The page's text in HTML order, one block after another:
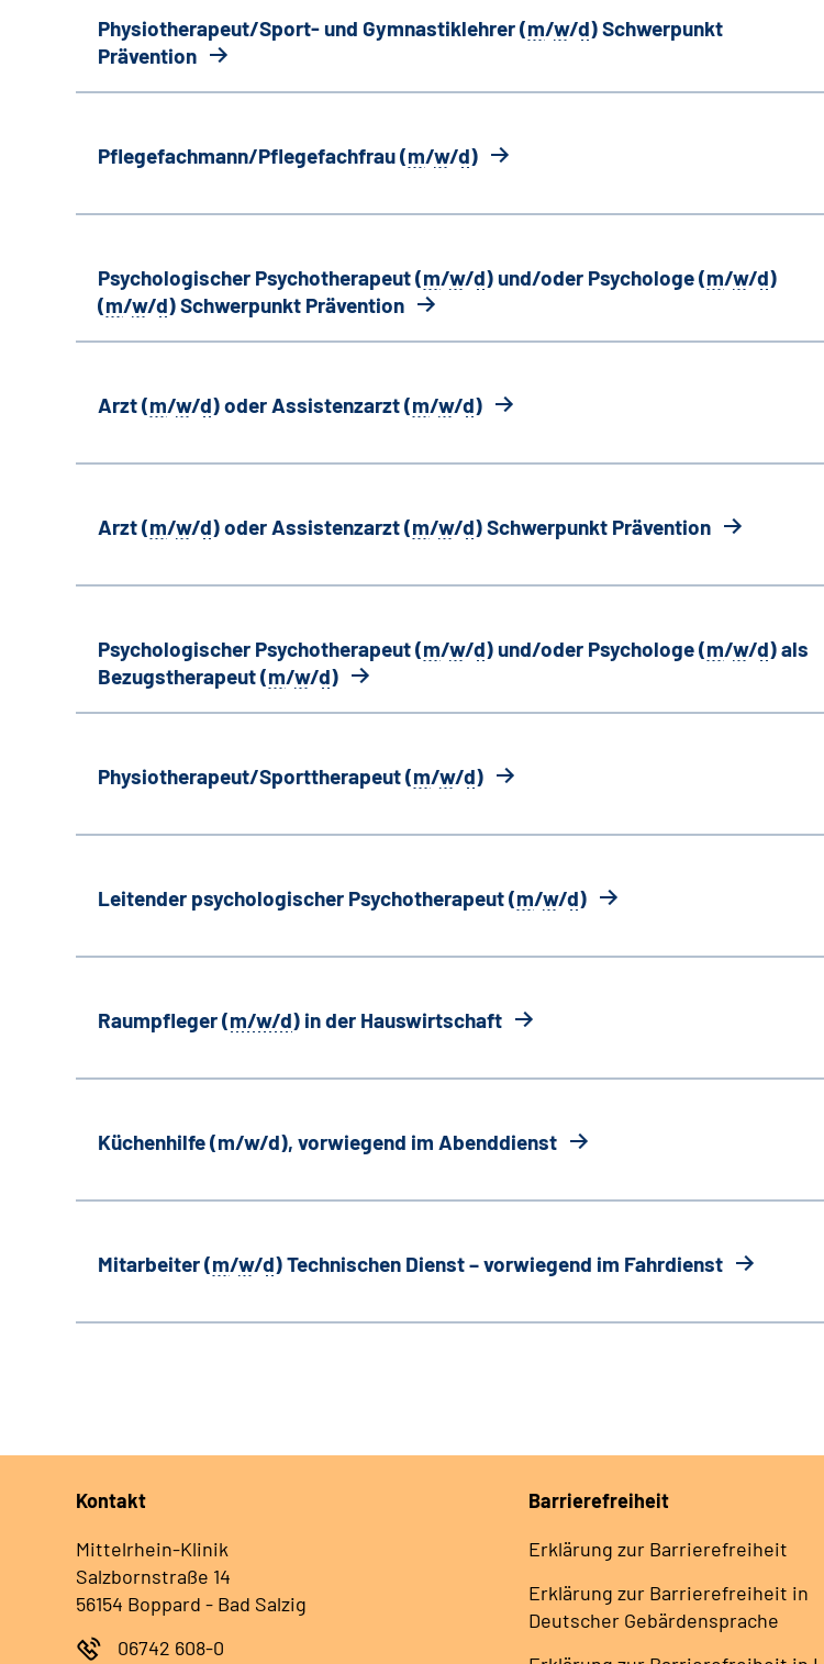
Physiotherapeut/Sport- und Gymnastiklehrer (m/w/d) Schwerpunkt
Prävention
Pflegefachmann/Pflegefachfrau (m/w/d)
Psychologischer Psychotherapeut (m/w/d) und/oder Psychologe (m/w/d)
(m/w/d) Schwerpunkt Prävention
Arzt (m/w/d) oder Assistenzarzt (m/w/d)
Arzt (m/w/d) oder Assistenzarzt (m/w/d) Schwerpunkt Prävention
Psychologischer Psychotherapeut (m/w/d) und/oder Psychologe (m/w/d) als
Bezugstherapeut (m/w/d)
Physiotherapeut/Sporttherapeut (m/w/d)
Leitender psychologischer Psychotherapeut (m/w/d)
Raumpfleger (m/w/d) in der Hauswirtschaft
Küchenhilfe (m/w/d), vorwiegend im Abenddienst
Mitarbeiter (m/w/d) Technischen Dienst – vorwiegend im Fahrdienst
Kontakt
Mittelrhein-Klinik
Salzbornstraße 14
56154 Boppard - Bad Salzig
06742 608-0
Barrierefreiheit
Erklärung zur Barrierefreiheit
Erklärung zur Barrierefreiheit in
Deutscher Gebärdensprache